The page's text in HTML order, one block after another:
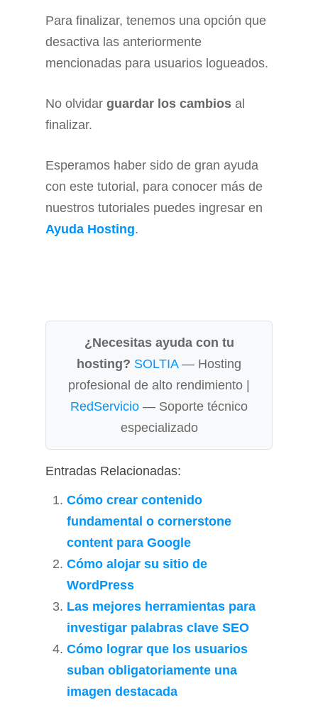
Para finalizar, tenemos una opción que
desactiva las anteriormente
mencionadas para usuarios logueados.
No olvidar guardar los cambios al
finalizar.
Esperamos haber sido de gran ayuda
con este tutorial, para conocer más de
nuestros tutoriales puedes ingresar en
Ayuda Hosting.
¿Necesitas ayuda con tu
hosting? SOLTIA— Hosting
profesional de alto rendimiento |
RedServicio — Soporte técnico
especializado
Entradas Relacionadas:
Cómo crear contenido
fundamental o cornerstone
content para Google
Cómo alojar su sitio de
WordPress
Las mejores herramientas para
investigar palabras clave SEO
Cómo lograr que los usuarios
suban obligatoriamente una
imagen destacada